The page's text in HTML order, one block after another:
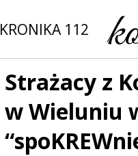
KRONIKA 112
Strażacy z
w Wieluniu